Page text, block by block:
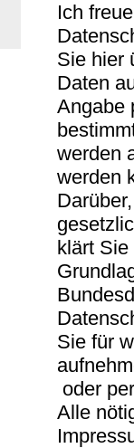
Ich
Sie hier
Daten
Angabe
werden
werden
klärt
Sie für
oder
Alle